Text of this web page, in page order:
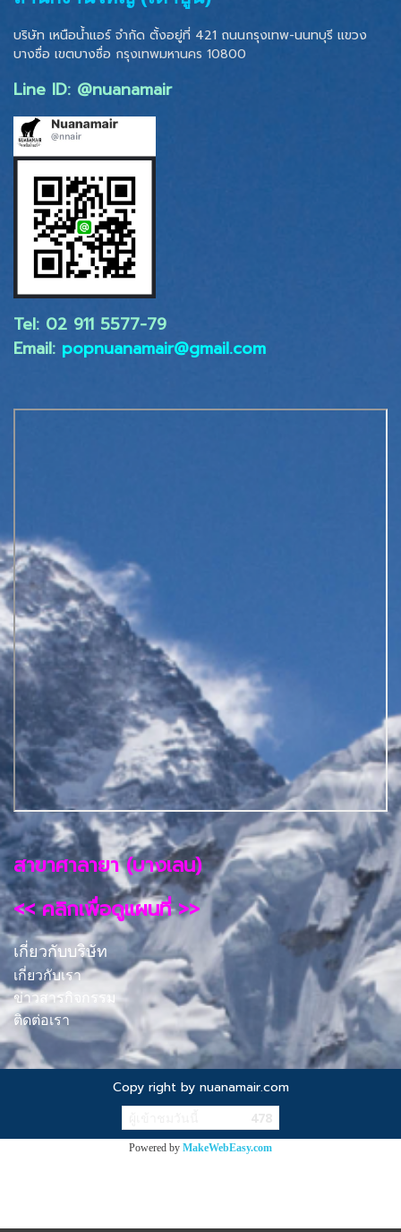
บริษัท เหนือน้ำแอร์ จำกัด ตั้งอยู่ที่ 421 ถนนกรุงเทพ-นนทบุรี แขวง
บางซื่อ เขตบางซื่อ กรุงเทพมหานคร 10800
Line ID: @nuanamair
Tel: 02 ​911 5577-79
Email: popnuanamair@gmail.com
สาขาศาลายา (บางเลน)
<< คลิกเพื่อดูแผนที่ >>
เกี่ยวกับบริษัท
เกี่ยวกับเรา
ข่าวสารกิจกรรม
ติดต่อเรา
Copy right by nuanamair.com
478
Powered by MakeWebEasy.com